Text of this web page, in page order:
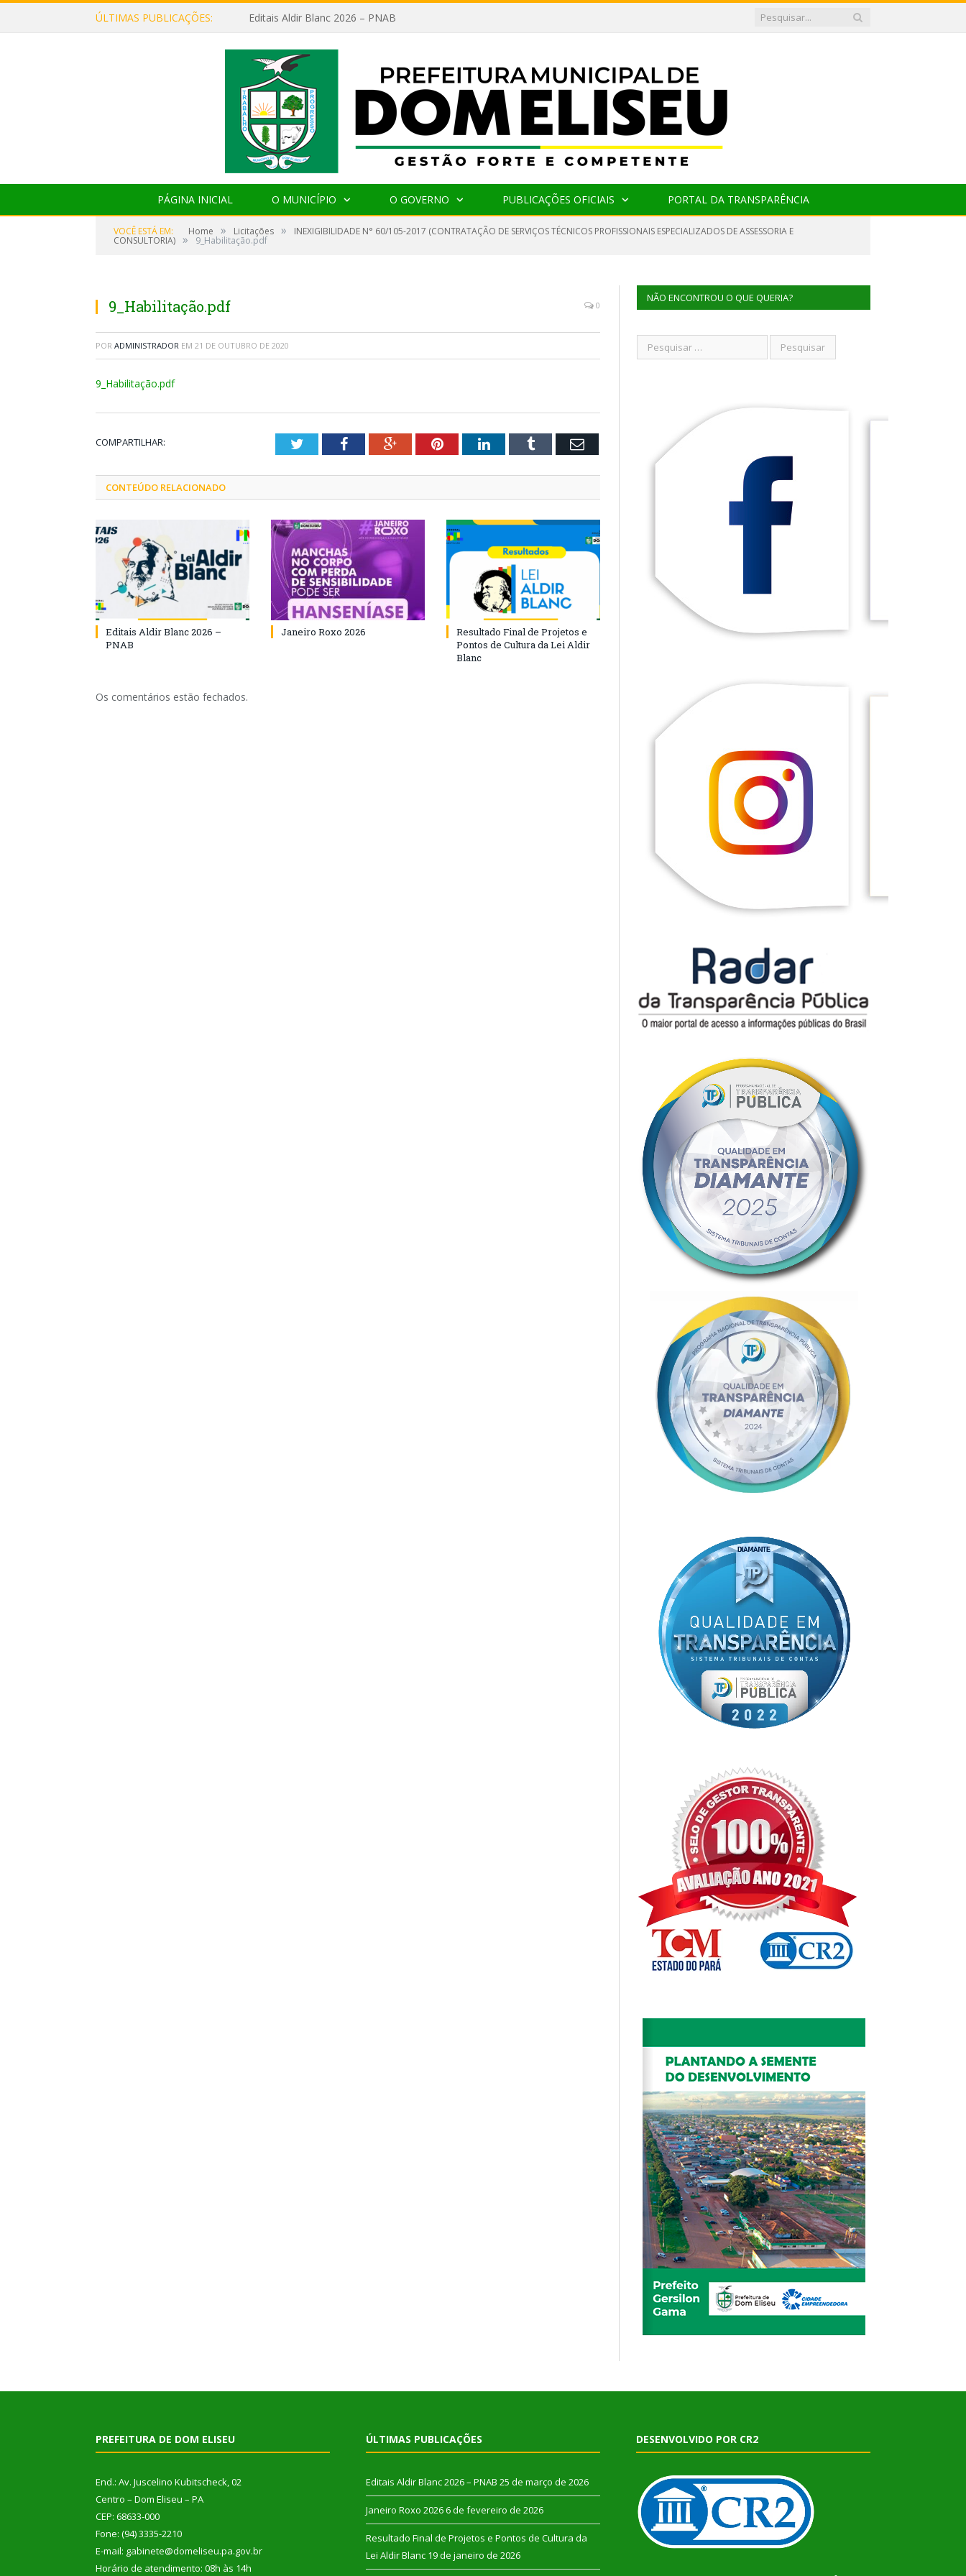
ÚLTIMAS PUBLICAÇÕES: Editais Aldir Blanc 2026 – PNAB
PÁGINA INICIAL O MUNICÍPIO O GOVERNO PUBLICAÇÕES OFICIAIS PORTAL DA TRANSPARÊNCIA
VOCÊ ESTÁ EM: Home » Licitações » INEXIGIBILIDADE N° 60/105-2017 (CONTRATAÇÃO DE SERVIÇOS TÉCNICOS PROFISSIONAIS ESPECIALIZADOS DE ASSESSORIA E
CONSULTORIA) » 9_Habilitação.pdf
9_Habilitação.pdf 0
POR ADMINISTRADOR EM 21 DE OUTUBRO DE 2020
9_Habilitação.pdf
COMPARTILHAR: TwitterFacebookGoogle+PinterestLinkedInTumblr Email
CONTEÚDO RELACIONADO
Editais Aldir Blanc 2026 –
PNAB
Janeiro Roxo 2026
Resultado Final de Projetos e
Pontos de Cultura da Lei Aldir
Blanc
Os comentários estão fechados.
NÃO ENCONTROU O QUE QUERIA?
PREFEITURA DE DOM ELISEU
End.: Av. Juscelino Kubitscheck, 02
Centro – Dom Eliseu – PA
CEP: 68633-000
Fone: (94) 3335-2210
E-mail: gabinete@domeliseu.pa.gov.br
Horário de atendimento: 08h às 14h
ÚLTIMAS PUBLICAÇÕES
Editais Aldir Blanc 2026 – PNAB 25 de março de 2026
Janeiro Roxo 2026 6 de fevereiro de 2026
Resultado Final de Projetos e Pontos de Cultura da
Lei Aldir Blanc 19 de janeiro de 2026
DESENVOLVIDO POR CR2